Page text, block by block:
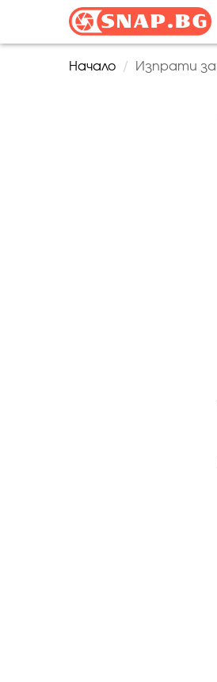
Начало Изпрати